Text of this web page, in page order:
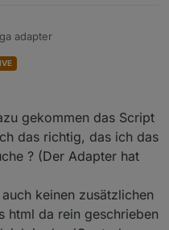
der scripts bei änderung
(dpData)
adapter
topic/29506/test-adapter-
eine erster entwurf - für
standard html-widget
schift) anpassbar
quelle (dpData) ist
ist als eigener
und im script
in unterschiedlichen
gekommen das Script
das richtig, das ich das
? (Der Adapter hat
keinen zusätzlichen
html da rein geschrieben